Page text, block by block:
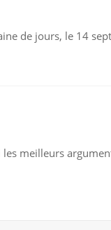
de jours, le 14
meilleurs